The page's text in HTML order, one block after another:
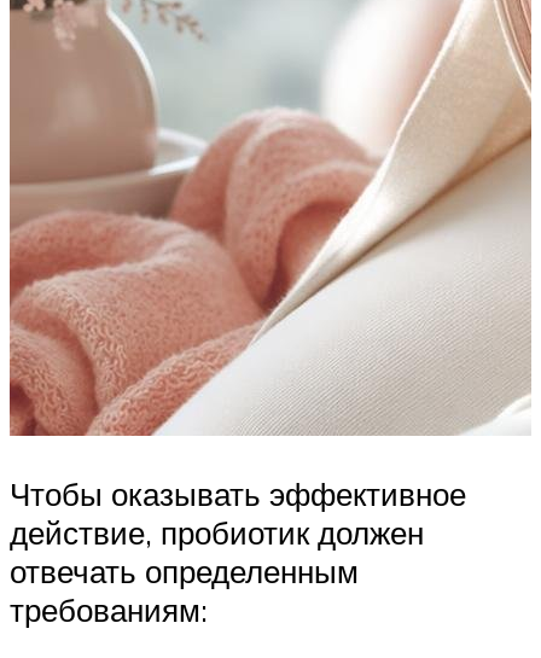
Чтобы оказывать эффективное
действие, пробиотик должен
отвечать определенным
требованиям: